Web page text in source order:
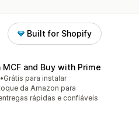
Built for Shopify
MCF and Buy with Prime
ao todo
•Grátis para instalar
da Amazon para
rápidas e confiáveis